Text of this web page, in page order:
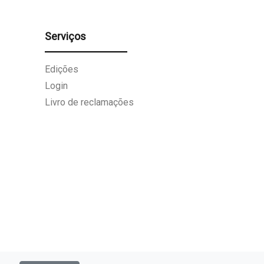
Serviços
Edições
Login
Livro de reclamações